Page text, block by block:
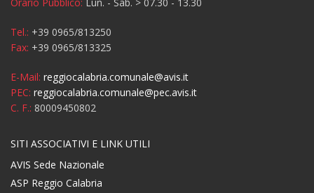
Tel.: +39 0965/813250
Fax: +39 0965/813325
E-Mail: reggiocalabria.comunale@avis.it
PEC: reggiocalabria.comunale@pec.avis.it
C. F.: 80009450802
SITI ASSOCIATIVI E LINK UTILI
AVIS Sede Nazionale
ASP Reggio Calabria